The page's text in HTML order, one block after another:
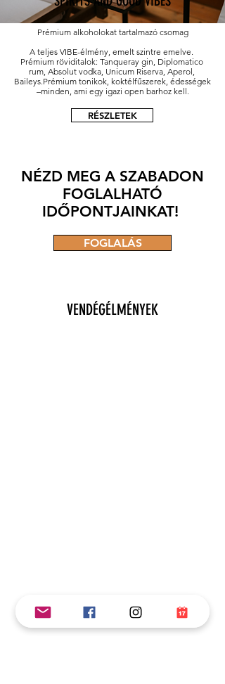
Prémium alkoholokat tartalmazó csomag
A teljes VIBE-élmény, emelt szintre emelve.
Prémium röviditalok: Tanqueray gin, Diplomatico
rum, Absolut vodka, Unicum Riserva, Aperol,
Baileys.Prémium tonikok, koktélfűszerek, édességek
–minden, ami egy igazi open barhoz kell.
RÉSZLETEK
NÉZD MEG A SZABADON
FOGLALHATÓ
IDŐPONTJAINKAT!
FOGLALÁS
VENDÉGÉLMÉNYEK